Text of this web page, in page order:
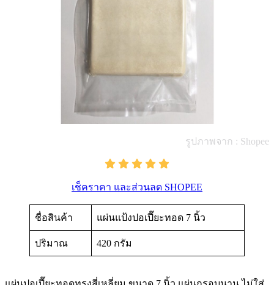
รูปภาพจาก : Shopee
เช็คราคา และส่วนลด SHOPEE
ชื่อสินค้า แผ่นแป้งปอเปี๊ยะทอด 7 นิ้ว
ปริมาณ 420 กรัม